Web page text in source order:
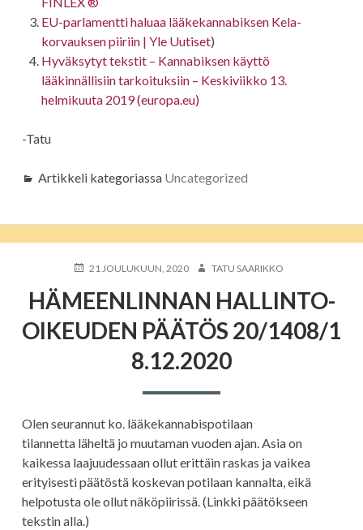
EU-parlamentti haluaa lääkekannabiksen Kela-
korvauksen piiriin | Yle Uutiset)
Hyväksytyt tekstit – Kannabiksen käyttö
lääkinnällisiin tarkoituksiin – Keskiviikko 13.
helmikuuta 2019 (europa.eu)
-Tatu
Artikkeli kategoriassa Uncategorized
JULKAISTU
21 JOULUKUUN, 2020 KIRJOITTAJA
TATU SAARIKKO
HÄMEENLINNAN HALLINTO-
OIKEUDEN PÄÄTÖS 20/1408/1
8.12.2020
Olen seurannut ko. lääkekannabispotilaan
tilannetta läheltä jo muutaman vuoden ajan. Asia on
kaikessa laajuudessaan ollut erittäin raskas ja vaikea
erityisesti päätöstä koskevan potilaan kannalta, eikä
helpotusta ole ollut näköpiirissä. (Linkki päätökseen
tekstin alla.)